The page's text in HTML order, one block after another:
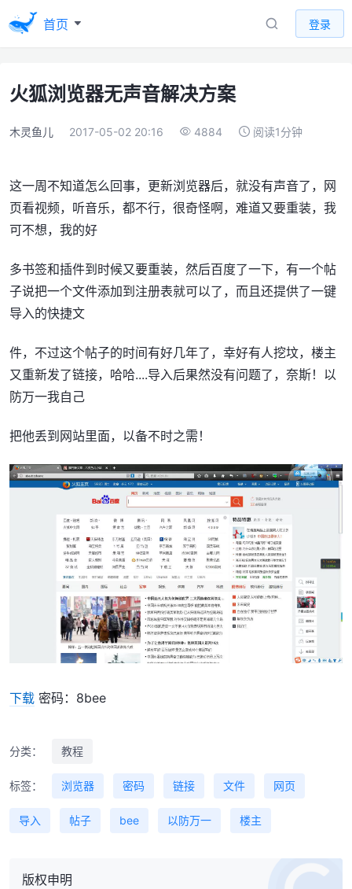
首页 登录
火狐浏览器无声音解决方案
木灵鱼儿 2017-05-02 20:16 4884 阅读1分钟
这一周不知道怎么回事，更新浏览器后，就没有声音了，网
页看视频，听音乐，都不行，很奇怪啊，难道又要重装，我
可不想，我的好
多书签和插件到时候又要重装，然后百度了一下，有一个帖
子说把一个文件添加到注册表就可以了，而且还提供了一键
导入的快捷文
件，不过这个帖子的时间有好几年了，幸好有人挖坟，楼主
又重新发了链接，哈哈....导入后果然没有问题了，奈斯！以
防万一我自己
把他丢到网站里面，以备不时之需！
下载 密码：8bee
分类： 教程
标签： 浏览器 密码 链接 文件 网页
导入 帖子 bee 以防万一 楼主
版权申明